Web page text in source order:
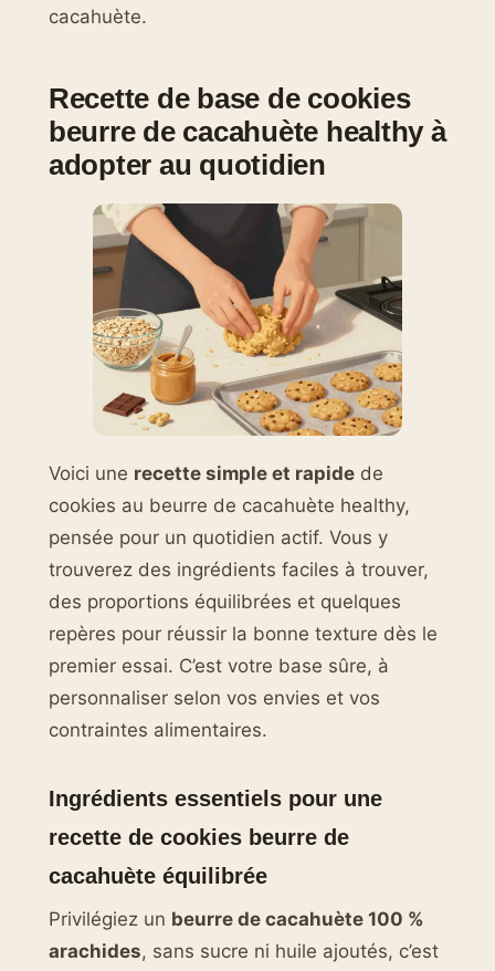
cacahuète.
Recette de base de cookies
beurre de cacahuète healthy à
adopter au quotidien
Voici une recette simple et rapide de
cookies au beurre de cacahuète healthy,
pensée pour un quotidien actif. Vous y
trouverez des ingrédients faciles à trouver,
des proportions équilibrées et quelques
repères pour réussir la bonne texture dès le
premier essai. C’est votre base sûre, à
personnaliser selon vos envies et vos
contraintes alimentaires.
Ingrédients essentiels pour une
recette de cookies beurre de
cacahuète équilibrée
Privilégiez un beurre de cacahuète 100 %
arachides, sans sucre ni huile ajoutés, c’est